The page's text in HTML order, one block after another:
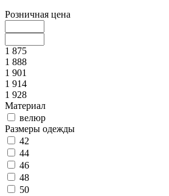
Розничная цена
1 875
1 888
1 901
1 914
1 928
Материал
велюр
Размеры одежды
42
44
46
48
50